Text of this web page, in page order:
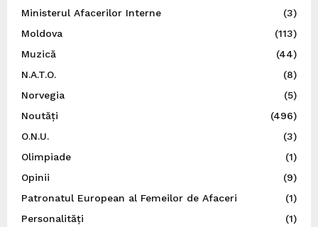
Ministerul Afacerilor Interne
(3)
Moldova
(113)
Muzică
(44)
N.A.T.O.
(8)
Norvegia
(5)
Noutăți
(496)
O.N.U.
(3)
Olimpiade
(1)
Opinii
(9)
Patronatul European al Femeilor de Afaceri
(1)
Personalități
(1)